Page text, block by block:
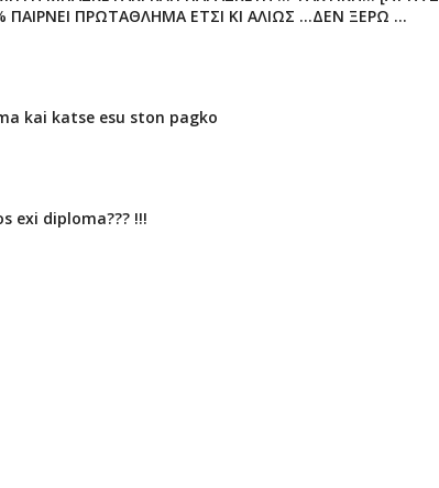
ΠΡΩΤΑΘΛΗΜΑ ΕΤΣΙ ΚΙ ΑΛΙΩΣ ...ΔΕΝ ΞΕΡΩ ...
kai katse esu ston pagko
exi diploma??? !!!